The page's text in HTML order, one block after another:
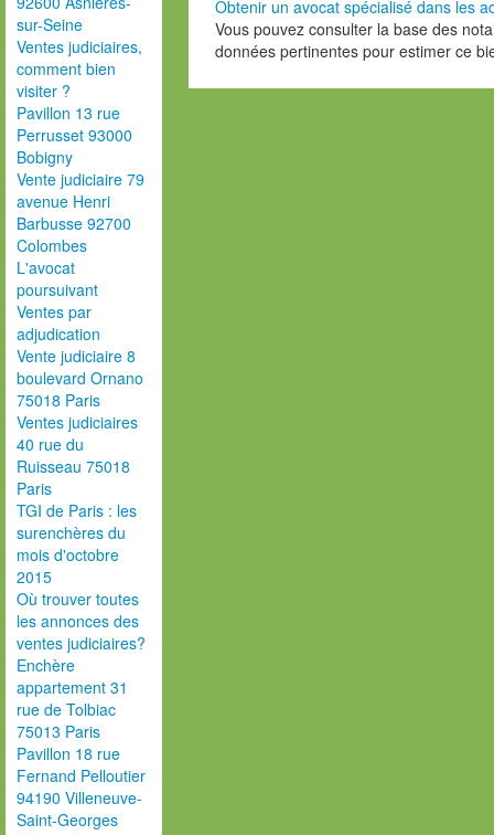
sur-Seine
Ventes judiciaires,
comment bien
visiter ?
Pavillon 13 rue
Perrusset 93000
Bobigny
Vente judiciaire 79
avenue Henri
Barbusse 92700
Colombes
L'avocat
poursuivant
Ventes par
adjudication
Vente judiciaire 8
boulevard Ornano
75018 Paris
Ventes judiciaires
40 rue du
Ruisseau 75018
Paris
TGI de Paris : les
surenchères du
mois d'octobre
2015
Où trouver toutes
les annonces des
ventes judiciaires?
Enchère
appartement 31
rue de Tolbiac
75013 Paris
Pavillon 18 rue
Fernand Pelloutier
94190 Villeneuve-
Saint-Georges
Obtenir un avocat spécialisé dans les
Vous pouvez consulter la base des
données pertinentes pour estimer ce